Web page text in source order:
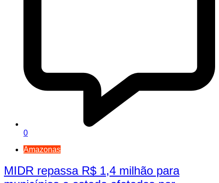
0
Amazonas
MIDR repassa R$ 1,4 milhão para